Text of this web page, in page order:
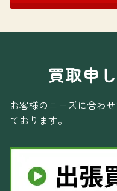
買取申
お客様のニーズに合わ
ております。